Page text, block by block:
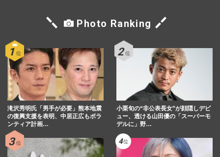
Photo Ranking
滝沢秀明氏「男手が必要」熊本地震
の復興支援を表明、中居正広もボラ
ンティア計画…
小栗旬の“非公表長女”が顔隠しデビ
ュー、透ける山田優の「スーパーモ
デルに」野…